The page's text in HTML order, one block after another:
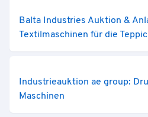
Balta Industries Auktion &
Textilmaschinen für die
Industrieauktion ae group:
Maschinen